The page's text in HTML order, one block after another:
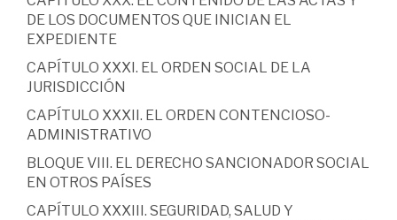
DE LOS DOCUMENTOS QUE INICIAN EL
EXPEDIENTE
CAPÍTULO XXXI. EL ORDEN SOCIAL DE LA
JURISDICCIÓN
CAPÍTULO XXXII. EL ORDEN CONTENCIOSO-
ADMINISTRATIVO
BLOQUE VIII. EL DERECHO SANCIONADOR SOCIAL
EN OTROS PAÍSES
CAPÍTULO XXXIII. SEGURIDAD, SALUD Y